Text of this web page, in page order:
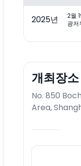
2025년
2월
광저
개최장소
No. 850
Area,